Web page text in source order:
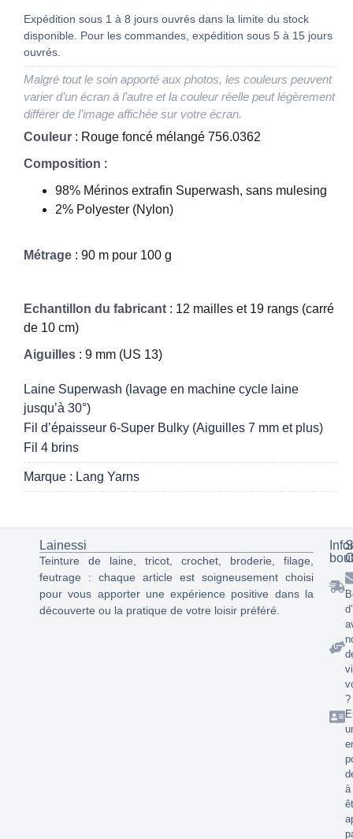
Expédition sous 1 à 8 jours ouvrés dans la limite du stock
disponible. Pour les commandes, expédition sous 5 à 15 jours
ouvrés.
Malgré tout le soin apporté aux photos, les couleurs peuvent
varier d’un écran à l’autre et la couleur réelle peut légèrement
différer de l’image affichée sur votre écran.
Couleur : Rouge foncé mélangé 756.0362
Composition :
98% Mérinos extrafin Superwash, sans mulesing
2% Polyester (Nylon)
Métrage : 90 m pour 100 g
Echantillon du fabricant : 12 mailles et 19 rangs (carré
de 10 cm)
Aiguilles : 9 mm (US 13)
Laine Superwash (lavage en machine cycle laine
jusqu’à 30°)
Fil d’épaisseur 6-Super Bulky (Aiguilles 7 mm et plus)
Fil 4 brins
Marque : Lang Yarns
Lainessi
Teinture de laine, tricot, crochet, broderie, filage,
feutrage : chaque article est soigneusement choisi
pour vous apporter une expérience positive dans la
découverte ou la pratique de votre loisir préféré.
?
à